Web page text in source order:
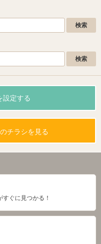
設定する
チラシを見る
ぐに見つかる！